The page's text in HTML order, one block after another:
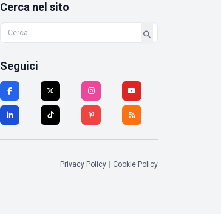
Cerca nel sito
Seguici
Privacy Policy Cookie Policy